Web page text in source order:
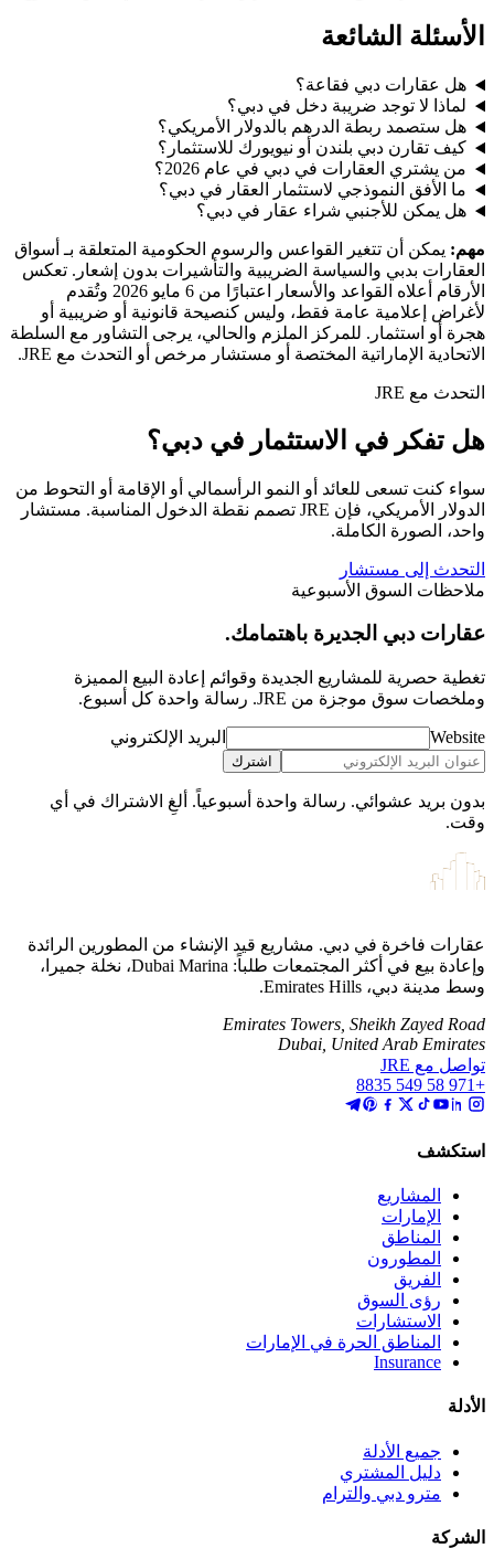
الأسئلة الشائعة
هل عقارات دبي فقاعة؟
لماذا لا توجد ضريبة دخل في دبي؟
هل ستصمد ربطة الدرهم بالدولار الأمريكي؟
كيف تقارن دبي بلندن أو نيويورك للاستثمار؟
من يشتري العقارات في دبي في عام 2026؟
ما الأفق النموذجي لاستثمار العقار في دبي؟
هل يمكن للأجنبي شراء عقار في دبي؟
مهم: يمكن أن تتغير القواعس والرسوم الحكومية المتعلقة بـ أسواق
العقارات بدبي والسياسة الضريبية والتأشيرات بدون إشعار. تعكس
الأرقام أعلاه القواعد والأسعار اعتبارًا من 6 مايو 2026 وتُقدم
لأغراض إعلامية عامة فقط، وليس كنصيحة قانونية أو ضريبية أو
هجرة أو استثمار. للمركز الملزم والحالي، يرجى التشاور مع السلطة
الاتحادية الإماراتية المختصة أو مستشار مرخص أو التحدث مع JRE.
التحدث مع JRE
هل تفكر في الاستثمار في دبي؟
سواء كنت تسعى للعائد أو النمو الرأسمالي أو الإقامة أو التحوط من
الدولار الأمريكي، فإن JRE تصمم نقطة الدخول المناسبة. مستشار
واحد، الصورة الكاملة.
التحدث إلى مستشار
ملاحظات السوق الأسبوعية
عقارات دبي الجديرة باهتمامك.
تغطية حصرية للمشاريع الجديدة وقوائم إعادة البيع المميزة
وملخصات سوق موجزة من JRE. رسالة واحدة كل أسبوع.
Website البريد الإلكتروني
اشترك
بدون بريد عشوائي. رسالة واحدة أسبوعياً. ألغِ الاشتراك في أي
وقت.
عقارات فاخرة في دبي. مشاريع قيد الإنشاء من المطورين الرائدة
وإعادة بيع في أكثر المجتمعات طلباً: Dubai Marina، نخلة جميرا،
وسط مدينة دبي، Emirates Hills.
Emirates Towers, Sheikh Zayed Road
Dubai, United Arab Emirates
تواصل مع JRE
+971 58 549 8835
استكشف
المشاريع
الإمارات
المناطق
المطورون
الفريق
رؤى السوق
الاستشارات
المناطق الحرة في الإمارات
Insurance
الأدلة
جميع الأدلة
دليل المشتري
مترو دبي والترام
الشركة